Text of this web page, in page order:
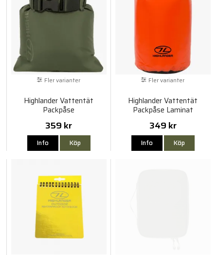
Fler varianter
Highlander Vattentät
Packpåse
359 kr
Info Köp
Fler varianter
Highlander Vattentät
Packpåse Laminat
349 kr
Info Köp